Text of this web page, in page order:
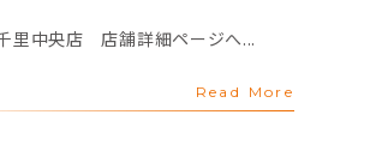
里中央店 店舗詳細ページへ...
Read More